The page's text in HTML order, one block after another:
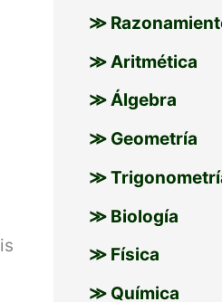
≫
≫ Aritmética
≫ Álgebra
≫ Geometría
≫
≫ Biología
≫ Física
≫ Química